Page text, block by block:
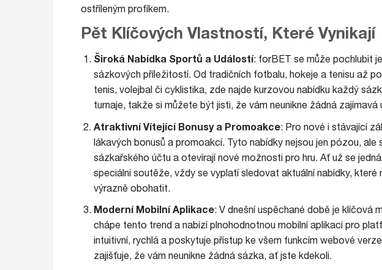
ostříleným profíkem.
Pět Klíčových Vlastností, Které Vynikají
Široká Nabídka Sportů a Událostí: forBET se může pochlubit
sázkových příležitostí. Od tradičních fotbalu, hokeje a tenisu až
tenis, volejbal či cyklistika, zde najde kurzovou nabídku každý
turnaje, takže si můžete být jisti, že vám neunikne žádná
Atraktivní Vítející Bonusy a Promoakce: Pro nové i stávající
lákavých bonusů a promoakcí. Tyto nabídky nejsou jen pózou,
sázkařského účtu a otevírají nové možnosti pro hru. Ať už se
speciální soutěže, vždy se vyplatí sledovat aktuální nabídky,
výrazně obohatit.
Moderní Mobilní Aplikace: V dnešní uspěchané době je klíčová
chápe tento trend a nabízí plnohodnotnou mobilní aplikaci pro
intuitivní, rychlá a poskytuje přístup ke všem funkcím webové
zajišťuje, že vám neunikne žádná sázka, ať jste kdekoli.